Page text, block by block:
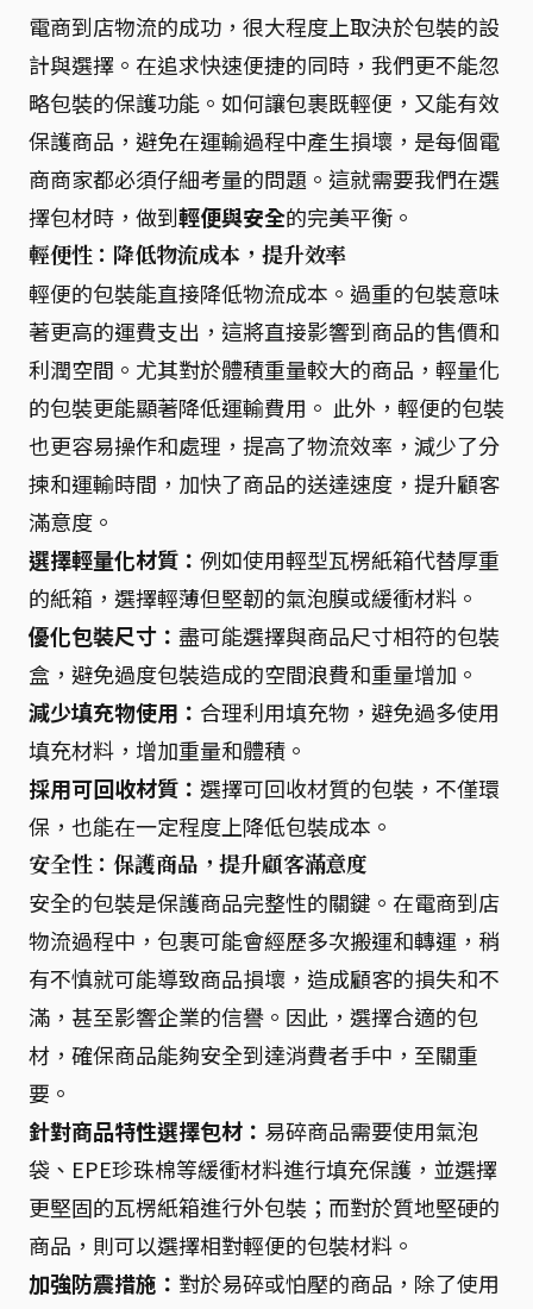
電商到店物流的成功，很大程度上取決於包裝的設
計與選擇。在追求快速便捷的同時，我們更不能忽
略包裝的保護功能。如何讓包裹既輕便，又能有效
保護商品，避免在運輸過程中產生損壞，是每個電
商商家都必須仔細考量的問題。這就需要我們在選
擇包材時，做到輕便與安全的完美平衡。
輕便性：降低物流成本，提升效率
輕便的包裝能直接降低物流成本。過重的包裝意味
著更高的運費支出，這將直接影響到商品的售價和
利潤空間。尤其對於體積重量較大的商品，輕量化
的包裝更能顯著降低運輸費用。 此外，輕便的包裝
也更容易操作和處理，提高了物流效率，減少了分
揀和運輸時間，加快了商品的送達速度，提升顧客
滿意度。
選擇輕量化材質： 例如使用輕型瓦楞紙箱代替厚重
的紙箱，選擇輕薄但堅韌的氣泡膜或緩衝材料。
優化包裝尺寸： 盡可能選擇與商品尺寸相符的包裝
盒，避免過度包裝造成的空間浪費和重量增加。
減少填充物使用： 合理利用填充物，避免過多使用
填充材料，增加重量和體積。
採用可回收材質： 選擇可回收材質的包裝，不僅環
保，也能在一定程度上降低包裝成本。
安全性：保護商品，提升顧客滿意度
安全的包裝是保護商品完整性的關鍵。在電商到店
物流過程中，包裹可能會經歷多次搬運和轉運，稍
有不慎就可能導致商品損壞，造成顧客的損失和不
滿，甚至影響企業的信譽。因此，選擇合適的包
材，確保商品能夠安全到達消費者手中，至關重
要。
針對商品特性選擇包材： 易碎商品需要使用氣泡
袋、EPE珍珠棉等緩衝材料進行填充保護，並選擇
更堅固的瓦楞紙箱進行外包裝；而對於質地堅硬的
商品，則可以選擇相對輕便的包裝材料。
加強防震措施： 對於易碎或怕壓的商品，除了使用